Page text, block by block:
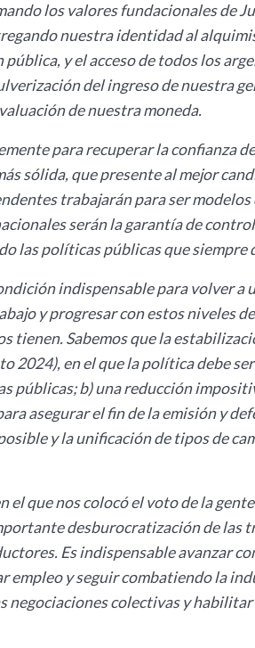
los valores fundacionales de
nuestra identidad al
y el acceso de todos los
del ingreso de nuestra
de nuestra moneda.
para recuperar la confianza
sólida, que presente al mejor
trabajarán para ser
serán la garantía de
las políticas públicas que siempre
indispensable para volver a
y progresar con estos niveles
tienen. Sabemos que la
2024), en el que la política debe
públicas; b) una reducción
asegurar el fin de la emisión y
y la unificación de tipos de
el que nos colocó el voto de la
desburocratización de las
Es indispensable avanzar
empleo y seguir combatiendo la
negociaciones colectivas y